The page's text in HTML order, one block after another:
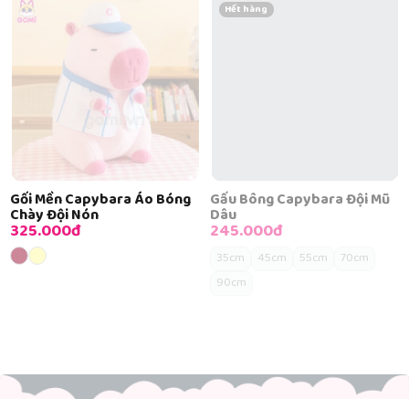
Gối Mền Capybara Áo Bóng
Chày Đội Nón
325.000đ
Hết hàng
Gấu Bông Capybara Đội Mũ
Dâu
245.000đ
35cm 45cm 55cm
70cm
90cm